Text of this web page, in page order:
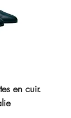
en cuir.